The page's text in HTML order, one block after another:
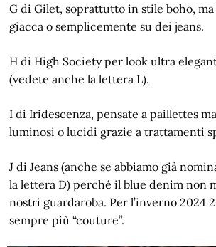
G di Gilet, soprattutto in stile boho,
giacca o semplicemente su dei jeans.
H di High Society per look ultra
(vedete anche la lettera L).
I di Iridescenza, pensate a paillettes
luminosi o lucidi grazie a trattamenti
J di Jeans (anche se abbiamo già
la lettera D) perché il blue denim non
nostri guardaroba. Per l’inverno 2024
sempre più “couture”.